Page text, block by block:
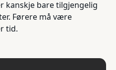
kanskje bare tilgjengelig
Førere må være
tid.